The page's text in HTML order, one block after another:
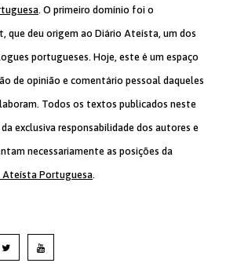
. O primeiro domínio foi o
que deu origem ao Diário Ateísta, um dos
portugueses. Hoje, este é um espaço
de opinião e comentário pessoal daqueles
Todos os textos publicados neste
exclusiva responsabilidade dos autores e
necessariamente as posições da
Ateísta Portuguesa.